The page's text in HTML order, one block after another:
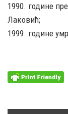
1990. године
Лаковић;
1999. године